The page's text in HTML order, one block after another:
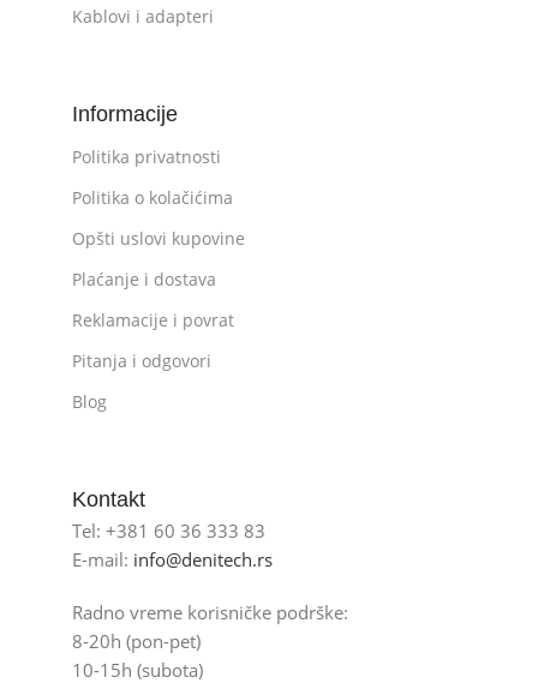
Kablovi i adapteri
Informacije
Politika privatnosti
Politika o kolačićima
Opšti uslovi kupovine
Plaćanje i dostava
Reklamacije i povrat
Pitanja i odgovori
Blog
Kontakt
Tel: +381 60 36 333 83
E-mail: info@denitech.rs
Radno vreme korisničke podrške:
8-20h (pon-pet)
10-15h (subota)